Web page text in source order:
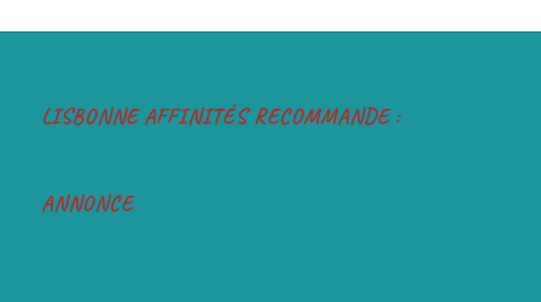
LISBONNE AFFINITÉS RECOMMANDE :
ANNONCE